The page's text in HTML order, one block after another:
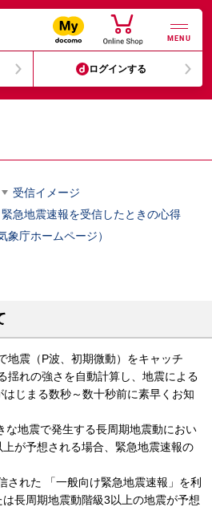
MENU
ログインする
受信イメージ
緊急地震速報を受信したときの心得
象庁ホームページ）
地震（P波、初期微動）をキャッチ
揺れの強さを自動計算し、地震による
じまる数秒～数十秒前に素早くお知
な地震で発生する長周期地震動におい
が予想される場合、緊急地震速報の
された 「一般向け緊急地震速報」を利
長周期地震動階級3以上の地震が予想